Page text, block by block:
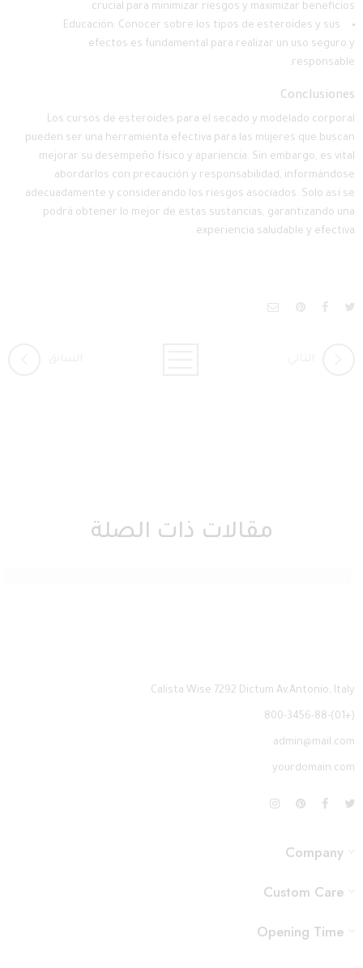
crucial para minimizar riesgos y maximizar beneficios.
Educación: Conocer sobre los tipos de esteroides y sus
efectos es fundamental para realizar un uso seguro y
responsable.
Conclusiones
Los cursos de esteroides para el secado y modelado corporal
pueden ser una herramienta efectiva para las mujeres que buscan
mejorar su desempeño físico y apariencia. Sin embargo, es vital
abordarlos con precaución y responsabilidad, informándose
adecuadamente y considerando los riesgos asociados. Solo así se
podrá obtener lo mejor de estas sustancias, garantizando una
experiencia saludable y efectiva.
مقالات ذات الصلة
Calista Wise 7292 Dictum Av.Antonio, Italy.
(+01)-800-3456-88
admin@mail.com
yourdomain.com
Company
Custom Care
Opening Time